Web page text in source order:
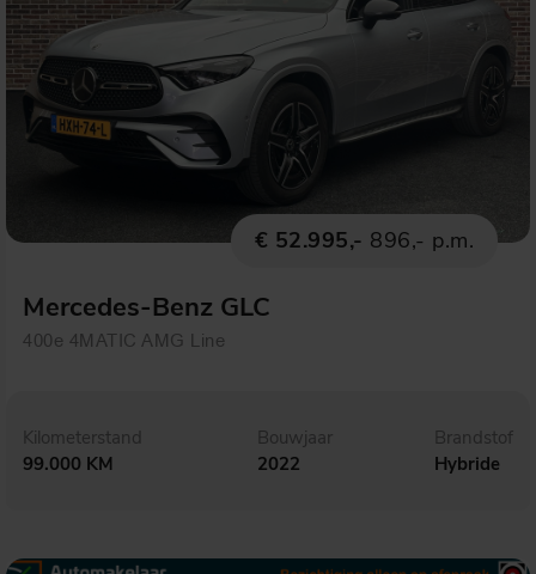
€ 52.995,- 896,- p.m.
Mercedes-Benz GLC
400e 4MATIC AMG Line
Kilometerstand
99.000 KM
Bouwjaar
2022
Brandstof
Hybride